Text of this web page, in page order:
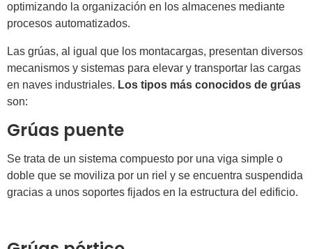
optimizando la organización en los almacenes mediante
procesos automatizados.
Las grúas, al igual que los montacargas, presentan diversos
mecanismos y sistemas para elevar y transportar las cargas
en naves industriales. Los tipos más conocidos de grúas
son:
Grúas puente
Se trata de un sistema compuesto por una viga simple o
doble que se moviliza por un riel y se encuentra suspendida
gracias a unos soportes fijados en la estructura del edificio.